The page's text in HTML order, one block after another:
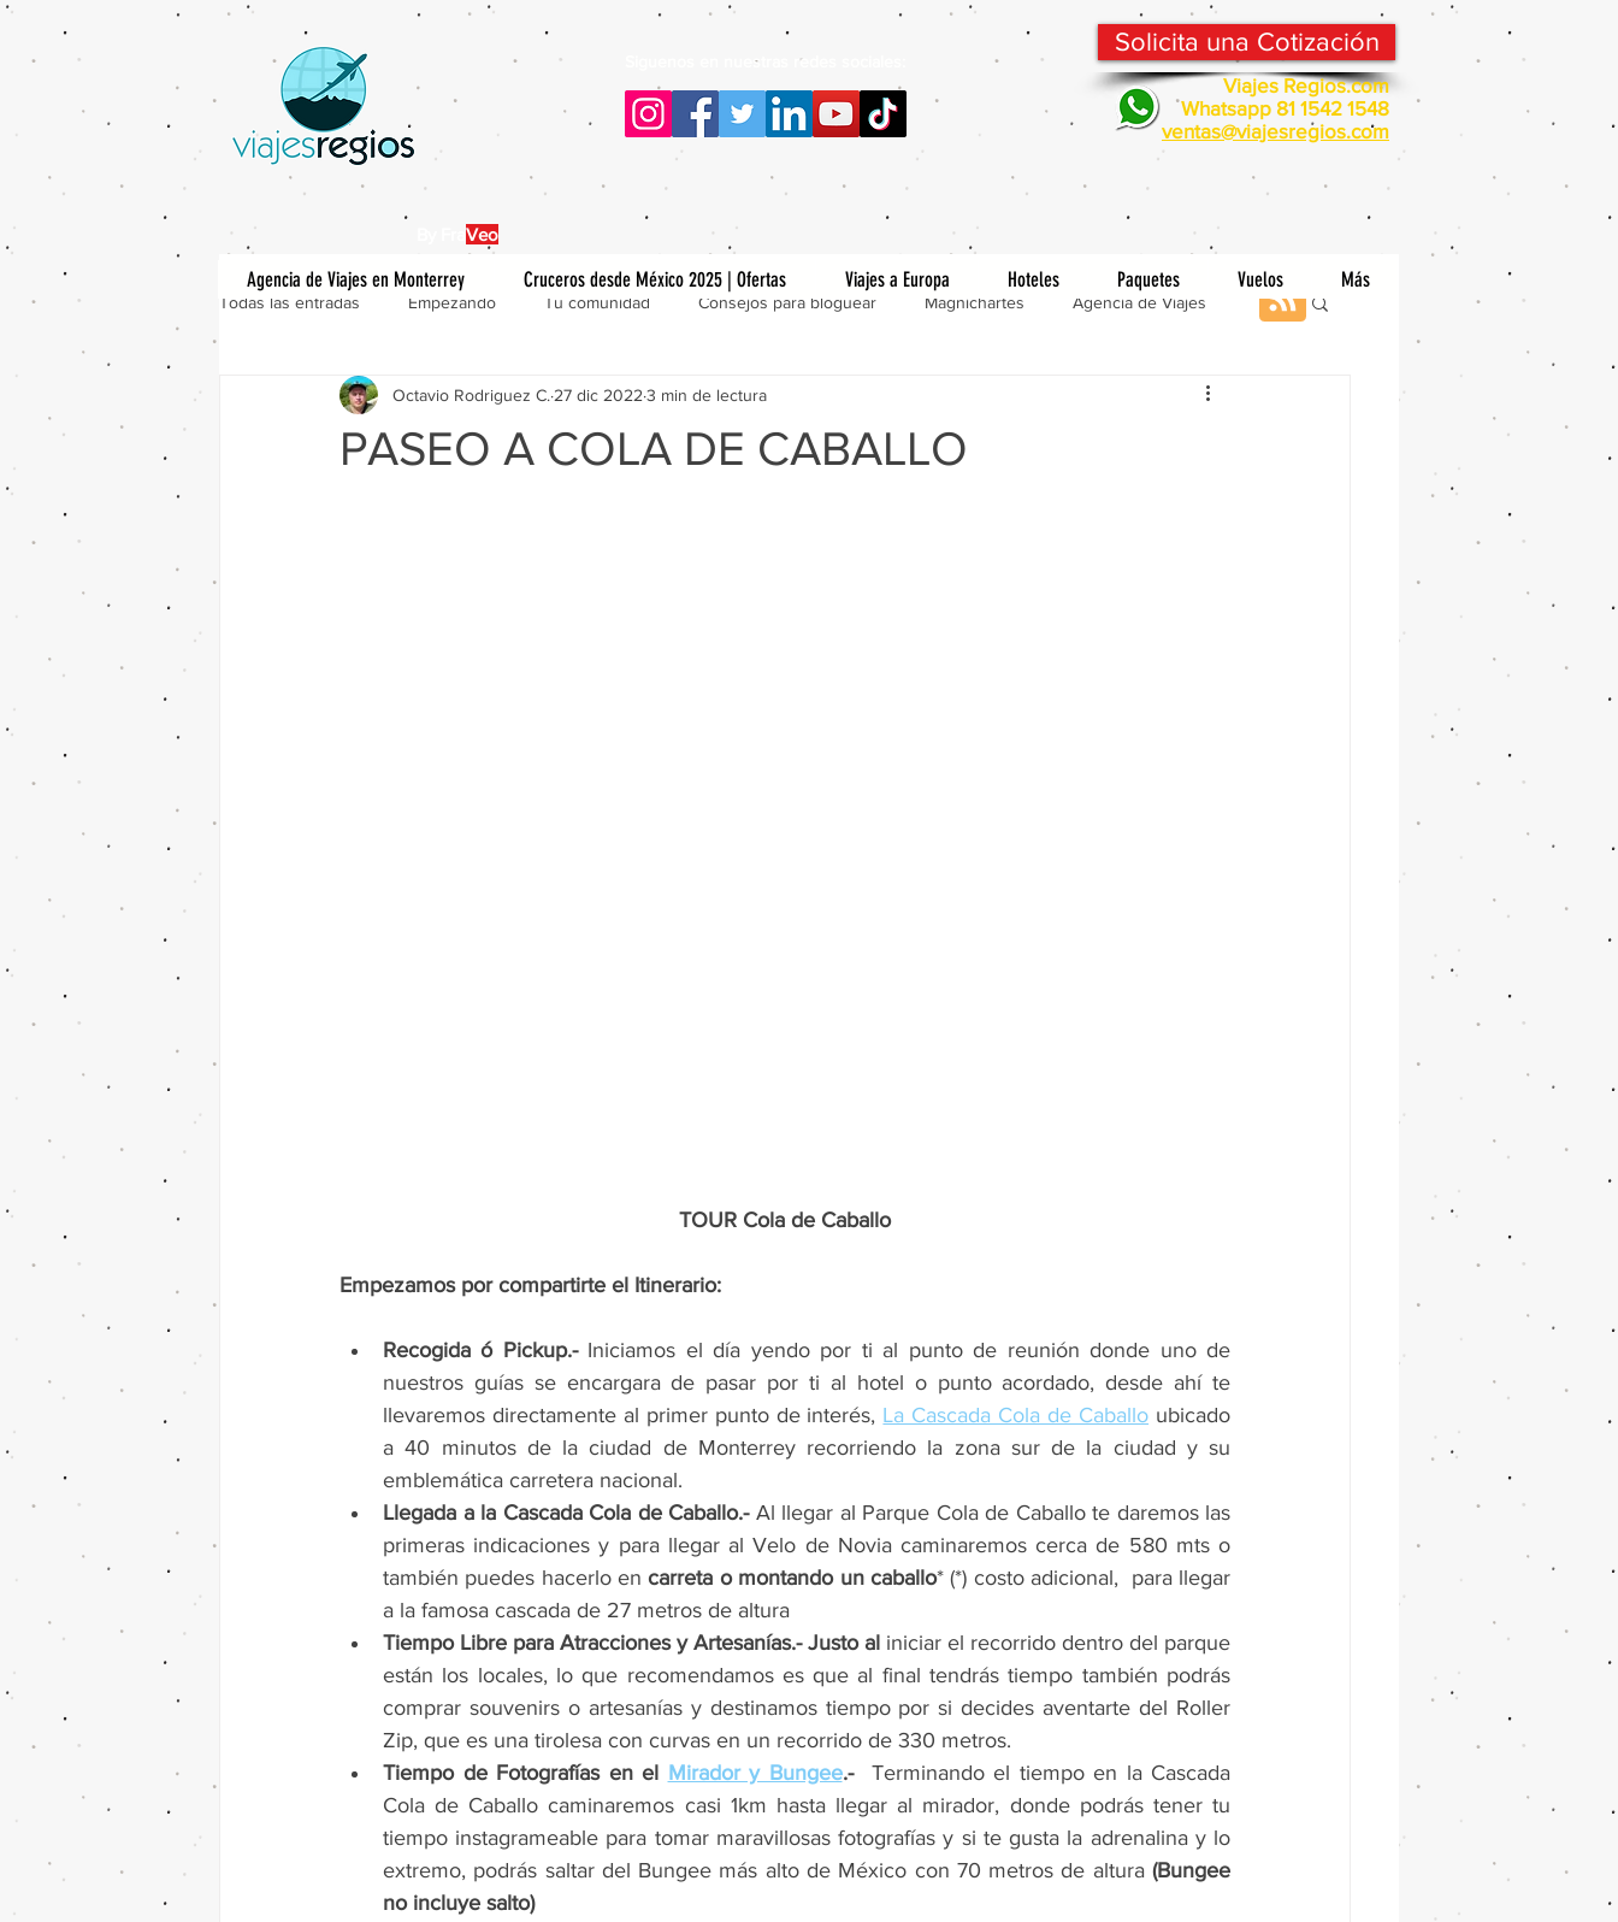
Solicita una Cotización
Viajes Regios.com
Whatsapp 81 1542 1548
ventas@viajesregios.com
Siguenos en nuestras redes sociales:
Veo
Agencia de Viajes en Monterrey Cruceros desde México 2025 | Ofertas Viajes a Europa Hoteles Paquetes Vuelos Más
Todas las entradas Empezando Tu comunidad Consejos para bloguear Magnichartes Agencia de Viajes
PASEO A COLA DE CABALLO
Octavio Rodriguez C. 27 dic 2022 3 min de lectura
TOUR Cola de Caballo
Empezamos por compartirte el Itinerario:
Recogida ó Pickup.- Iniciamos el día yendo por ti al punto de reunión donde uno de
nuestros guías se encargara de pasar por ti al hotel o punto acordado, desde ahí te
llevaremos directamente al primer punto de interés, La Cascada Cola de Caballo ubicado
a 40 minutos de la ciudad de Monterrey recorriendo la zona sur de la ciudad y su
emblemática carretera nacional.
Llegada a la Cascada Cola de Caballo.- Al llegar al Parque Cola de Caballo te daremos las
primeras indicaciones y para llegar al Velo de Novia caminaremos cerca de 580 mts o
también puedes hacerlo en carreta o montando un caballo* (*) costo adicional,  para llegar
a la famosa cascada de 27 metros de altura
Tiempo Libre para Atracciones y Artesanías.- Justo al iniciar el recorrido dentro del parque
están los locales, lo que recomendamos es que al final tendrás tiempo también podrás
comprar souvenirs o artesanías y destinamos tiempo por si decides aventarte del Roller
Zip, que es una tirolesa con curvas en un recorrido de 330 metros.
Tiempo de Fotografías en el Mirador y Bungee.-
Terminando el tiempo en la Cascada
Cola de Caballo caminaremos casi 1km hasta llegar al mirador, donde podrás tener tu
tiempo instagrameable para tomar maravillosas fotografías y si te gusta la adrenalina y lo
extremo, podrás saltar del Bungee más alto de México con 70 metros de altura (Bungee
no incluye salto)